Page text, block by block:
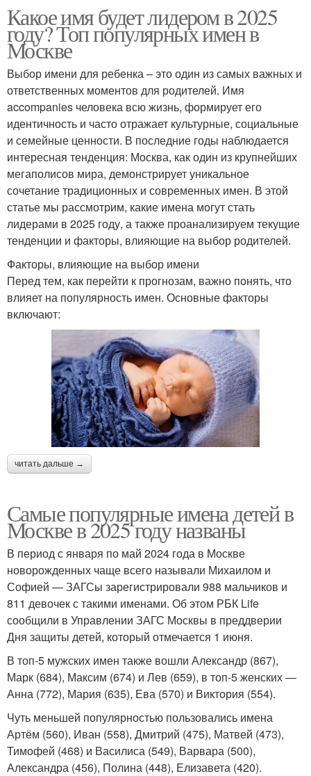
Какое имя будет лидером в 2025
году? Топ популярных имен в
Москве
Выбор имени для ребенка – это один из самых важных и
ответственных моментов для родителей. Имя
accompanies человека всю жизнь, формирует его
идентичность и часто отражает культурные, социальные
и семейные ценности. В последние годы наблюдается
интересная тенденция: Москва, как один из крупнейших
мегаполисов мира, демонстрирует уникальное
сочетание традиционных и современных имен. В этой
статье мы рассмотрим, какие имена могут стать
лидерами в 2025 году, а также проанализируем текущие
тенденции и факторы, влияющие на выбор родителей.
Факторы, влияющие на выбор имени
Перед тем, как перейти к прогнозам, важно понять, что
влияет на популярность имен. Основные факторы
включают:
читать дальше →
Самые популярные имена детей в
Москве в 2025 году названы
В период с января по май 2024 года в Москве
новорожденных чаще всего называли Михаилом и
Софией — ЗАГСы зарегистрировали 988 мальчиков и
811 девочек с такими именами. Об этом РБК Life
сообщили в Управлении ЗАГС Москвы в преддверии
Дня защиты детей, который отмечается 1 июня.
В топ-5 мужских имен также вошли Александр (867),
Марк (684), Максим (674) и Лев (659), в топ-5 женских —
Анна (772), Мария (635), Ева (570) и Виктория (554).
Чуть меньшей популярностью пользовались имена
Артём (560), Иван (558), Дмитрий (475), Матвей (473),
Тимофей (468) и Василиса (549), Варвара (500),
Александра (456), Полина (448), Елизавета (420).